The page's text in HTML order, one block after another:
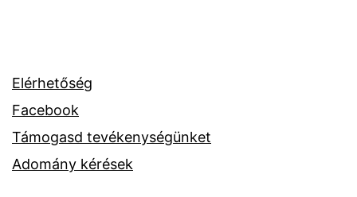
Elérhetőség
Facebook
Támogasd tevékenységünket
Adomány kérések